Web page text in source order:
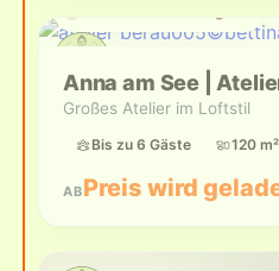
Anna am See |
Großes Atelier im Loftstil
Bis zu 6 Gäste 120 m²
ABPreis wird